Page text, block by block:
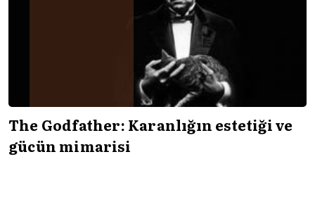
The Godfather: Karanlığın estetiği ve
gücün mimarisi